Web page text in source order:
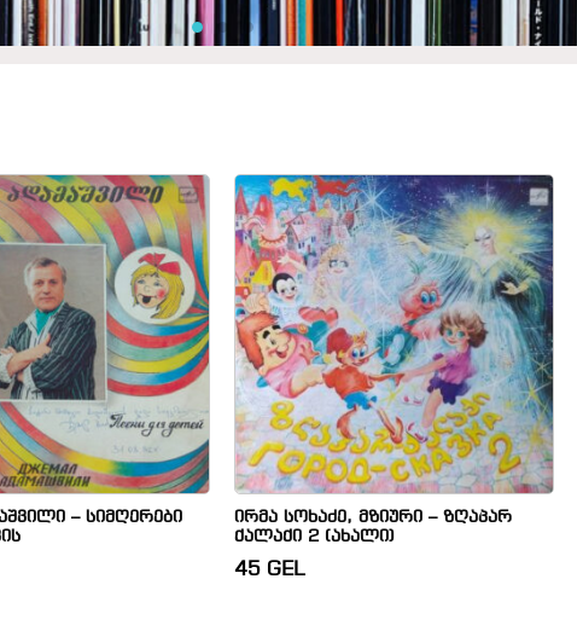
– სიმღერები
ირმა სოხაძე, მზიური – ზღაპარ
ქალაქი 2 (ახალი)
45 GEL